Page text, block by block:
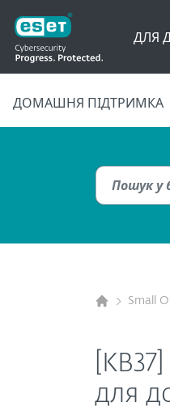
ДЛЯ
ДОМАШНЯ ПІДТРИМКА
Small
для